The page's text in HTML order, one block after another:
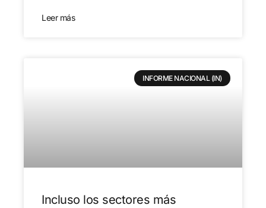
Leer más
INFORME NACIONAL (IN)
Incluso los sectores más